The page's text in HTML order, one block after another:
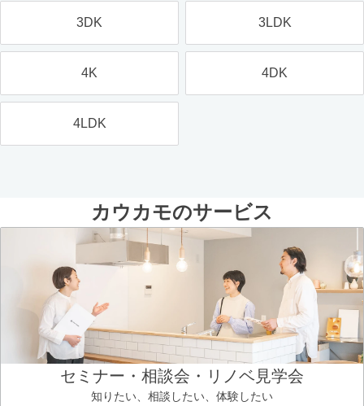
3DK 3LDK
4K 4DK
4LDK
カウカモのサービス
セミナー・相談会・リノベ見学会
知りたい、相談したい、体験したい